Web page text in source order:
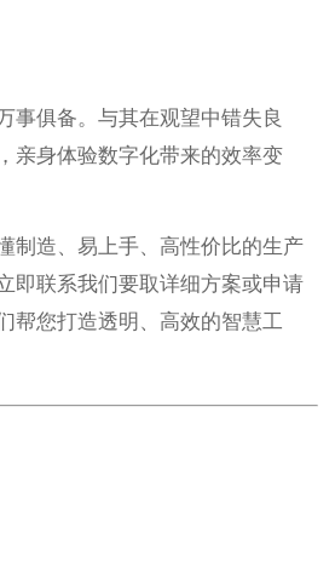
事俱备。与其在观望中错失良
亲身体验数字化带来的效率变
制造、易上手、高性价比的生产
即联系我们要取详细方案或申请
帮您打造透明、高效的智慧工